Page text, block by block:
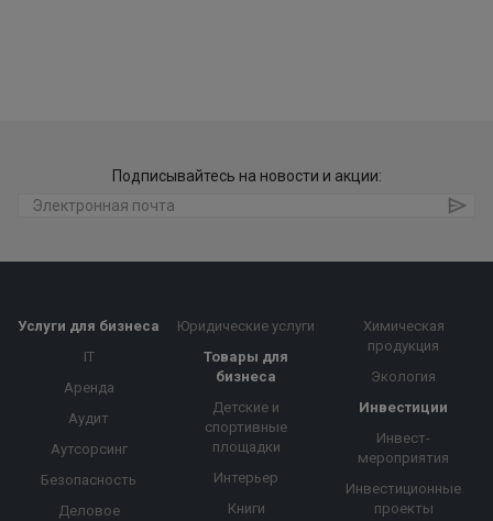
Подписывайтесь на новости и акции:
Услуги для бизнеса
IT
Аренда
Аудит
Аутсорсинг
Безопасность
Деловое
Юридические услуги
Товары для
бизнеса
Детские и
спортивные
площадки
Интерьер
Книги
Химическая
продукция
Экология
Инвестиции
Инвест-
мероприятия
Инвестиционные
проекты